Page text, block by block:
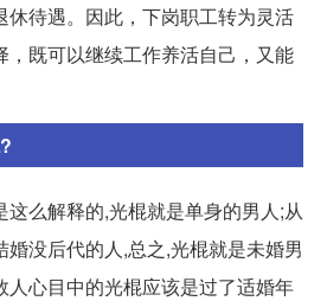
休待遇。因此，下岗职工转为灵活
，既可以继续工作养活自己，又能
这么解释的,光棍就是单身的男人;从
没后代的人,总之,光棍就是未婚男
人心目中的光棍应该是过了适婚年